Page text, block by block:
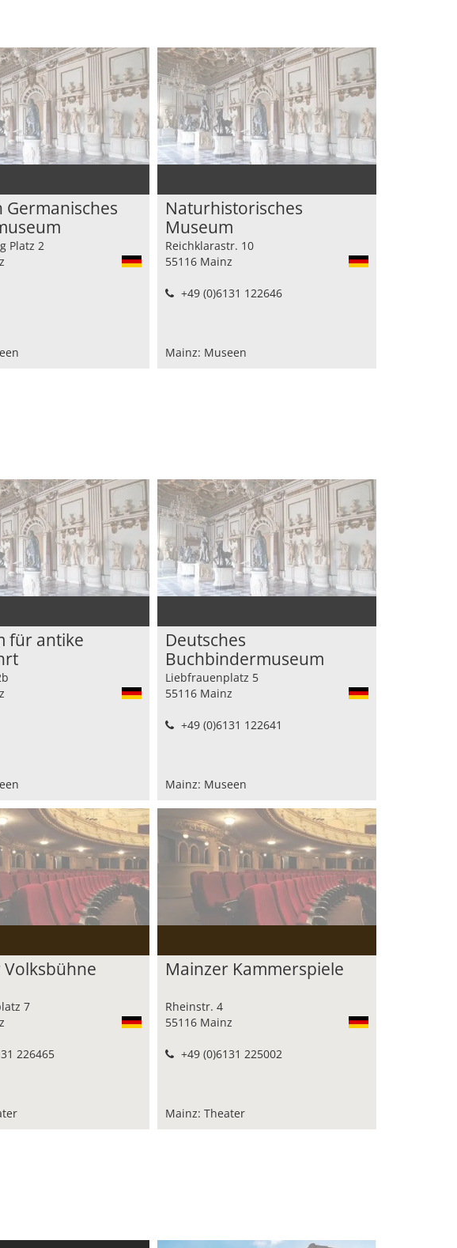
Germanisches
Platz 2
Naturhistorisches
Museum
Reichklarastr. 10
55116 Mainz
+49 (0)6131 122646
Mainz: Museen
für antike
Deutsches
Buchbindermuseum
Liebfrauenplatz 5
55116 Mainz
+49 (0)6131 122641
Mainz: Museen
Volksbühne
7
226465
Mainzer Kammerspiele
Rheinstr. 4
55116 Mainz
+49 (0)6131 225002
Mainz: Theater